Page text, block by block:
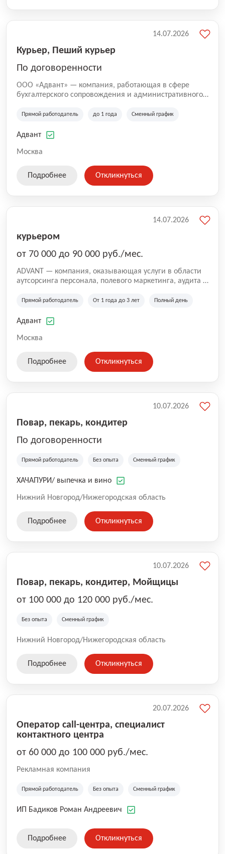
Курьер, Пеший курьер
По договоренности
ООО «Адвант» — компания, работающая в сфере
бухгалтерского сопровождения и административного
зарегистрирована в Санкт-Петербурге и
лиц и коммерческих организаций.
Прямой работодатель до 1 года Сменный график
Адвант
Москва
14.07.2026
Подробнее Откликнуться
курьером
от 70 000 до 90 000 руб./мес.
ADVANT — компания, оказывающая услуги в области
аутсорсинга персонала, полевого маркетинга, аудита и
региональных клиентов. Мы работаем на рынке с
Казахстана и Беларуси, сотрудничая с компаниями из
Прямой работодатель От 1 года до 3 лет Полный день
Адвант
Москва
14.07.2026
Подробнее Откликнуться
Повар, пекарь, кондитер
По договоренности
Прямой работодатель Без опыта Сменный график
ХАЧАПУРИ/ выпечка и вино
Нижний Новгород/Нижегородская область
10.07.2026
Подробнее Откликнуться
Повар, пекарь, кондитер, Мойщицы
от 100 000 до 120 000 руб./мес.
Без опыта Сменный график
Нижний Новгород/Нижегородская область
10.07.2026
Подробнее Откликнуться
Оператор call-центра, специалист
контактного центра
от 60 000 до 100 000 руб./мес.
Рекламная компания
Прямой работодатель Без опыта Сменный график
ИП Бадиков Роман Андреевич
20.07.2026
Подробнее Откликнуться